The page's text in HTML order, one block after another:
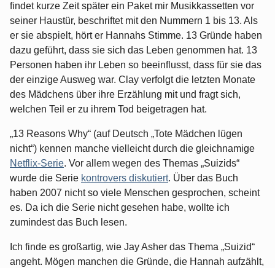
findet kurze Zeit später ein Paket mir Musikkassetten vor
seiner Haustür, beschriftet mit den Nummern 1 bis 13. Als
er sie abspielt, hört er Hannahs Stimme. 13 Gründe haben
dazu geführt, dass sie sich das Leben genommen hat. 13
Personen haben ihr Leben so beeinflusst, dass für sie das
der einzige Ausweg war. Clay verfolgt die letzten Monate
des Mädchens über ihre Erzählung mit und fragt sich,
welchen Teil er zu ihrem Tod beigetragen hat.
„13 Reasons Why“ (auf Deutsch „Tote Mädchen lügen
nicht“) kennen manche vielleicht durch die gleichnamige
Netflix-Serie. Vor allem wegen des Themas „Suizids“
wurde die Serie kontrovers diskutiert. Über das Buch
haben 2007 nicht so viele Menschen gesprochen, scheint
es. Da ich die Serie nicht gesehen habe, wollte ich
zumindest das Buch lesen.
Ich finde es großartig, wie Jay Asher das Thema „Suizid“
angeht. Mögen manchen die Gründe, die Hannah aufzählt,